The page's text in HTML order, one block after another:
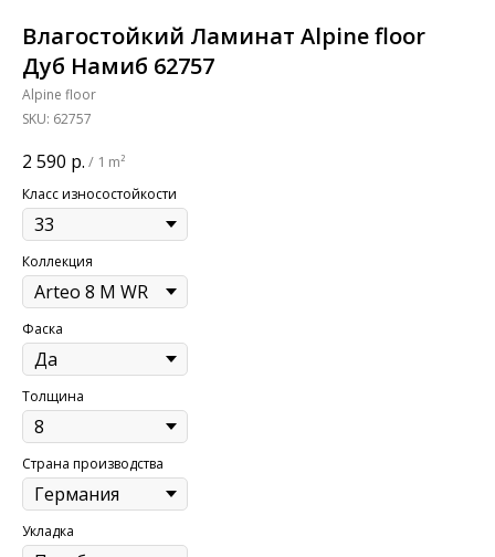
Влагостойкий Ламинат Alpine floor
Дуб Намиб 62757
Alpine floor
SKU: 62757
2 590 р. / 1 m²
Класс износостойкости
Коллекция
Фаска
Толщина
Страна производства
Укладка